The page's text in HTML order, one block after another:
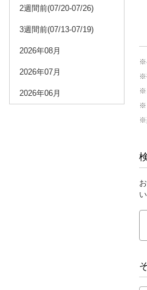
2週間前(07/20-07/26)
3週間前(07/13-07/19)
2026年08月
2026年07月
2026年06月
※
※
※
※
※